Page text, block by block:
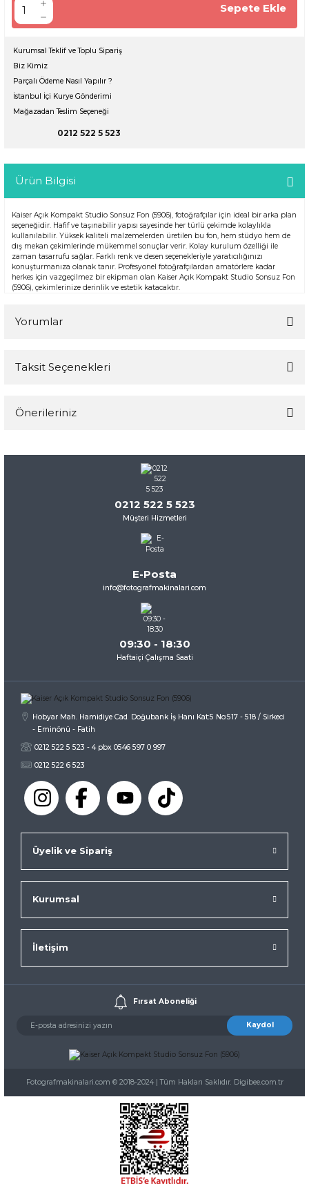
Sepete Ekle
Kurumsal Teklif ve Toplu Sipariş
Biz Kimiz
Parçalı Ödeme Nasıl Yapılır ?
İstanbul İçi Kurye Gönderimi
Mağazadan Teslim Seçeneği
0212 522 5 523
Ürün Bilgisi
Kaiser Açık Kompakt Studio Sonsuz Fon (5906), fotoğrafçılar için ideal bir arka plan
seçeneğidir. Hafif ve taşınabilir yapısı sayesinde her türlü çekimde kolaylıkla
kullanılabilir. Yüksek kaliteli malzemelerden üretilen bu fon, hem stüdyo hem de
dış mekan çekimlerinde mükemmel sonuçlar verir. Kolay kurulum özelliği ile
zaman tasarrufu sağlar. Farklı renk ve desen seçenekleriyle yaratıcılığınızı
konuşturmanıza olanak tanır. Profesyonel fotoğrafçılardan amatörlere kadar
herkes için vazgeçilmez bir ekipman olan Kaiser Açık Kompakt Studio Sonsuz Fon
(5906), çekimlerinize derinlik ve estetik katacaktır.
Yorumlar
Taksit Seçenekleri
Önerileriniz
konularda yetersiz gördüğünüz noktaları öneri formunu
kullanarak tarafımıza iletebilirsiniz.
Görüş ve önerileriniz için teşekkür ederiz.
Ürün resmi kalitesiz, bozuk veya görüntülenemiyor.
Ürün açıklamasında eksik bilgiler bulunuyor.
Ürün fiyatı diğer sitelerden daha pahalı.
0212 522 5 523
Müşteri Hizmetleri
E-Posta
info@fotografmakinalari.com
09:30 - 18:30
Haftaiçi Çalışma Saati
Hobyar Mah. Hamidiye Cad. Doğubank İş Hanı Kat:5 No:517 - 518 / Sirkeci
- Eminönü - Fatih
0212 522 5 523 - 4 pbx 0546 597 0 997
0212 522 6 523
Üyelik ve Sipariş
Kurumsal
İletişim
Fırsat Aboneliği
Kaydol
Fotografmakinalari.com © 2018-2024 | Tüm Hakları Saklıdır. Digibee.com.tr